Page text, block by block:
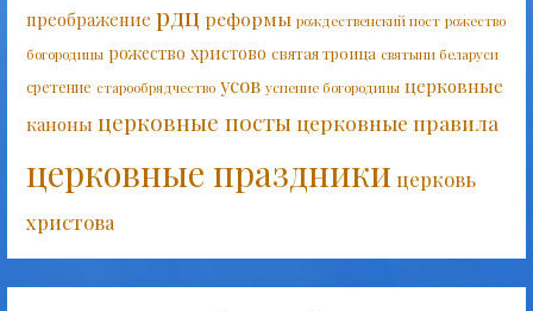
преображение рдц реформы рождественский пост рожество
богородицы рожество христово святая троица святыни беларуси
сретение старообрядчество усов успение богородицы церковные
каноны церковные посты церковные правила
церковные праздникицерковь
христова